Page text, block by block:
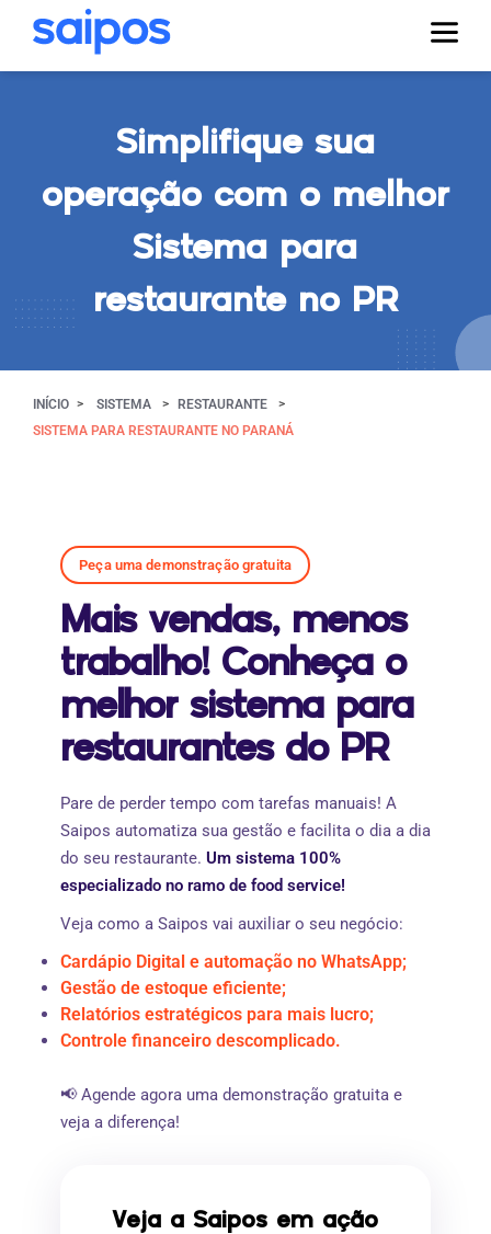
Simplifique sua
operação com o melhor
Sistema para
restaurante no PR
INÍCIO SISTEMA
RESTAURANTE
SISTEMA PARA RESTAURANTE NO PARANÁ
Peça uma demonstração gratuita
Mais vendas, menos
trabalho! Conheça o
melhor sistema para
restaurantes do PR
Pare de perder tempo com tarefas manuais! A
Saipos automatiza sua gestão e facilita o dia a dia
do seu restaurante. Um sistema 100%
especializado no ramo de food service!
Veja como a Saipos vai auxiliar o seu negócio:
Cardápio Digital e automação no WhatsApp;
Gestão de estoque eficiente;
Relatórios estratégicos para mais lucro;
Controle financeiro descomplicado.
📢 Agende agora uma demonstração gratuita e
veja a diferença!
Veja a Saipos em ação